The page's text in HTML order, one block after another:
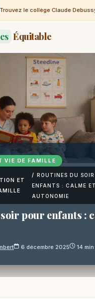
le collège Claude
Équitable
VIE DE FAMILLE
ET
/ ROUTINES DU SOIR
ENFANTS : CALME ET
AUTONOMIE
pour enfants :
6 décembre 2025 14